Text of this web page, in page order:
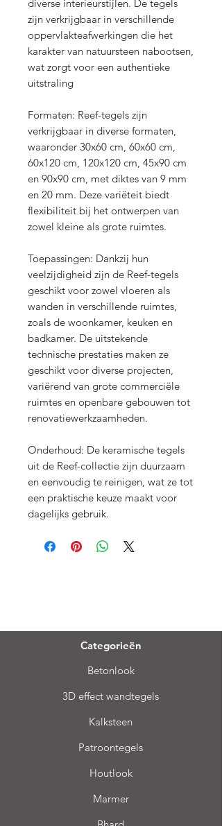
diverse interieurstijlen. De tegels
zijn verkrijgbaar in verschillende
oppervlakteafwerkingen die het
karakter van natuursteen nabootsen,
wat zorgt voor een authentieke
uitstraling
Formaten: Reef-tegels zijn
verkrijgbaar in diverse formaten,
waaronder 30x60 cm, 60x60 cm,
60x120 cm, 120x120 cm, 45x90 cm
en 90x90 cm, met diktes van 9 mm
en 20 mm. Deze variëteit biedt
flexibiliteit bij het ontwerpen van
zowel kleine als grote ruimtes.
Toepassingen: Dankzij hun
veelzijdigheid zijn de Reef-tegels
geschikt voor zowel vloeren als
wanden in verschillende ruimtes,
zoals de woonkamer, keuken en
badkamer. De uitstekende
technische prestaties maken ze
geschikt voor diverse projecten,
variërend van grote commerciële
ruimtes en openbare gebouwen tot
renovatiewerkzaamheden.
Onderhoud: De keramische tegels
uit de Reef-collectie zijn duurzaam
en eenvoudig te reinigen, wat ze tot
een praktische keuze maakt voor
dagelijks gebruik.
Categorieën
Betonlook
3D effect wandtegels
Kalksteen
Patroontegels
Houtlook
Marmer